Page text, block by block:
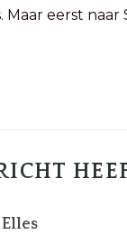
Maar eerst
Elles